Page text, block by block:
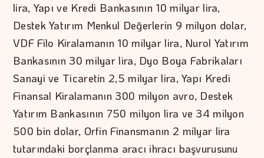
lira, Yapı ve Kredi Bankasının 10 milyar lira,
Destek Yatırım Menkul Değerlerin 9 milyon dolar,
VDF Filo Kiralamanın 10 milyar lira, Nurol Yatırım
Bankasının 30 milyar lira, Dyo Boya Fabrikaları
Sanayi ve Ticaretin 2,5 milyar lira, Yapı Kredi
Finansal Kiralamanın 300 milyon avro, Destek
Yatırım Bankasının 750 milyon lira ve 34 milyon
500 bin dolar, Orfin Finansmanın 2 milyar lira
tutarındaki borçlanma aracı ihracı başvurusunu